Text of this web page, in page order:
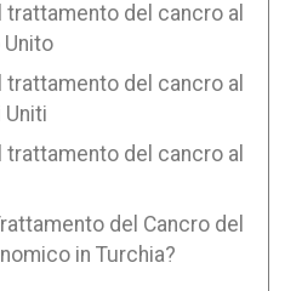
trattamento del cancro al
Unito
trattamento del cancro al
Uniti
trattamento del cancro al
del Cancro del
in Turchia?